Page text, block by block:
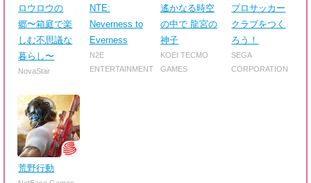
ロウロウの
郷〜箱庭で楽
しむ不思議な
暮らし〜
NovaStar
NTE:
Neverness to
Everness
N2E
ENTERTAINMENT
遙かなる時空
の中で 龍宮の
神子
KOEI TECMO
GAMES
プロサッカー
クラブをつく
ろう！
SEGA
CORPORATION
荒野行動